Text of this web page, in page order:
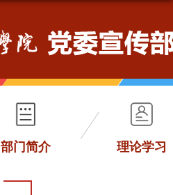
部门简介 理论学习